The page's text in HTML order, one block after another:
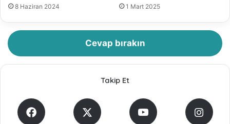
8 Haziran 2024 1 Mart 2025
Cevap bırakın
Takip Et